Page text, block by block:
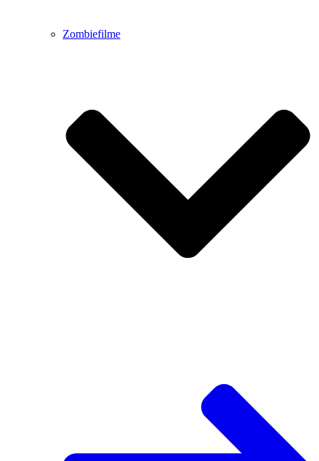
Zombiefilme